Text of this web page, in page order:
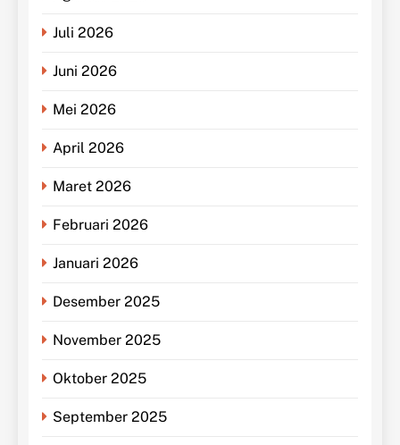
Juli 2026
Juni 2026
Mei 2026
April 2026
Maret 2026
Februari 2026
Januari 2026
Desember 2025
November 2025
Oktober 2025
September 2025